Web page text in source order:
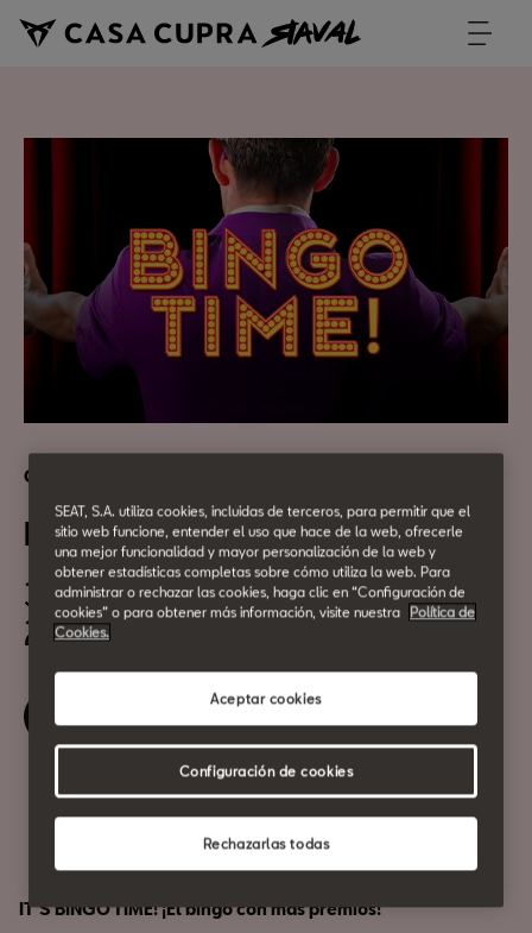
Cultura Urbana
Bingo Musical
30 de Mayo
20:00h
Compartir
IT'S BINGO TIME! ¡El bingo con más premios!
SEAT, S.A. utiliza cookies, incluidas de terceros, para permitir que el
sitio web funcione, entender el uso que hace de la web, ofrecerle
una mejor funcionalidad y mayor personalización de la web y
obtener estadísticas completas sobre cómo utiliza la web. Para
administrar o rechazar las cookies, haga clic en “Configuración de
cookies” o para obtener más información, visite nuestra Política de
Cookies.
Rechazarlas todas
Aceptar cookies
Configuración de cookies